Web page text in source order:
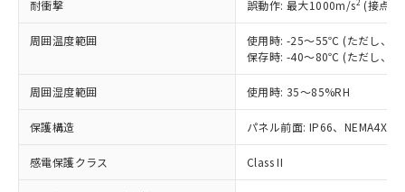
耐衝撃 誤動作: 最大1000m/s (接点
周囲温度範囲
使用時: -25～55℃ (ただし、氷
保存時: -40～80℃ (ただし、氷
周囲湿度範囲 使用時: 35～85%RH
保護構造 パネル前面: IP66、NEMA4X,
感電保護クラス Class II
マイパーツ機能（部品リスト作成サー
ビス）をご利用いただくには、I-Web
メンバーズにご登録されている必要が
お客様が当ウェブサイト上で当社にご
登録された部品リストについて、当社
および当社の共同利用者が、当社の製
品・サービスに関するお客様との取
引・商談に必要な範囲で利用すること
部品在庫の切り替え状況などにより、予定
月が前後することがあります。
※3 非含有証明書ダウンロード
下記の非含有証明書をダウンロードするこ
とができます。
「10」：通常の使用状況下において有害物
質が外部に漏えいし、環境に深刻な影響を
及ぼさない年数を意味します。
「－」：未確認です。当社販売部門へお問
い合わせください。
販売先および販売に係わる関係者が違
法に輸出するおそれがある場合は、取
り引きをいたしません。
キャンセル
白
受注生産機種、また在庫状況の
情報を公開していない機種